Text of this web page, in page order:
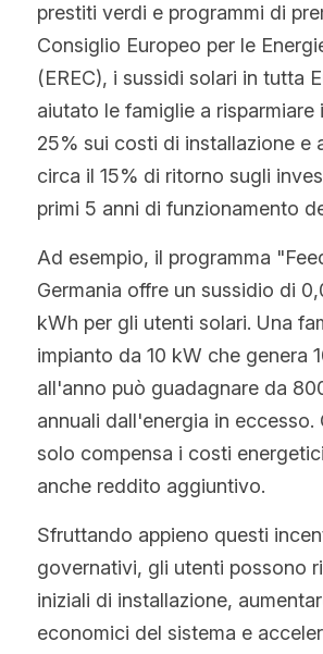
prestiti verdi e programmi di
Consiglio Europeo per le
(EREC), i sussidi solari in tutta
aiutato le famiglie a risparmiare
25% sui costi di installazione e
circa il 15% di ritorno sugli
primi 5 anni di funzionamento
Ad esempio, il programma
Germania offre un sussidio di
kWh per gli utenti solari. Una
impianto da 10 kW che genera
all'anno può guadagnare da
annuali dall'energia in eccesso.
solo compensa i costi
anche reddito aggiuntivo.
Sfruttando appieno questi
governativi, gli utenti possono
iniziali di installazione,
economici del sistema e